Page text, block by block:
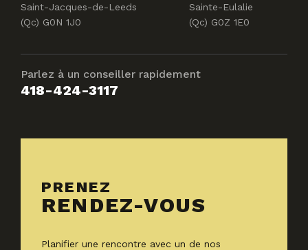
Saint-Jacques-de-Leeds
(Qc) G0N 1J0
Sainte-Eulalie
(Qc) G0Z 1E0
Parlez à un conseiller rapidement
418-424-3117
PRENEZ
RENDEZ-VOUS
Planifier une rencontre avec un de nos